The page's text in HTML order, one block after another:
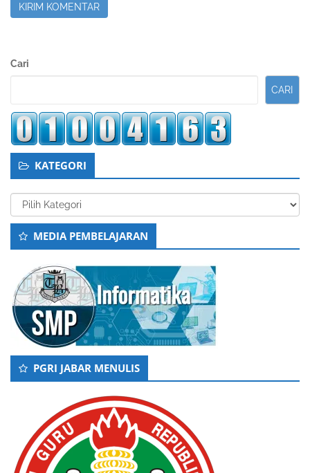
Sidebar
Cari
CARI
KATEGORI
Kategori
MEDIA PEMBELAJARAN
PGRI JABAR MENULIS